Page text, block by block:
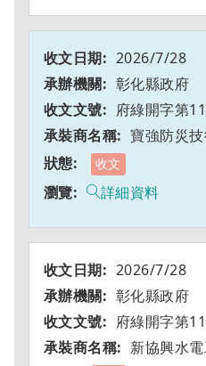
2026/7/28
彰化縣政府
府綠開字第
寶強防災
收文
詳細資料
2026/7/28
彰化縣政府
府綠開字第
新協興水